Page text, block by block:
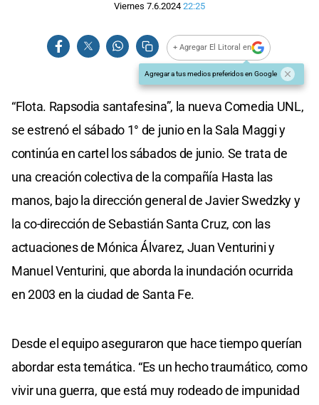
Viernes 7.6.2024 22:25
+ Agregar El Litoral en
Agregar a tus medios preferidos en Google
“Flota. Rapsodia santafesina”, la nueva Comedia UNL,
se estrenó el sábado 1° de junio en la Sala Maggi y
continúa en cartel los sábados de junio. Se trata de
una creación colectiva de la compañía Hasta las
manos, bajo la dirección general de Javier Swedzky y
la co-dirección de Sebastián Santa Cruz, con las
actuaciones de Mónica Álvarez, Juan Venturini y
Manuel Venturini, que aborda la inundación ocurrida
en 2003 en la ciudad de Santa Fe.
Desde el equipo aseguraron que hace tiempo querían
abordar esta temática. “Es un hecho traumático, como
vivir una guerra, que está muy rodeado de impunidad